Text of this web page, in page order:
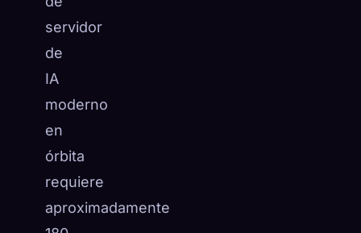
servidor
de
IA
moderno
en
órbita
requiere
aproximadamente